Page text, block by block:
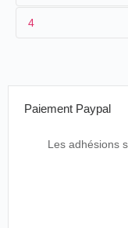
de la guerre de
connaît peu de
Herman Casler
Sandwich, Ill., being
Margaret I. Casler.
education, and
4
Paiement Paypal
Les adhésions